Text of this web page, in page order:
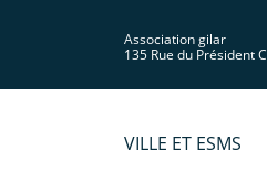
Association gilar
135 Rue du Président
VILLE ET ESMS